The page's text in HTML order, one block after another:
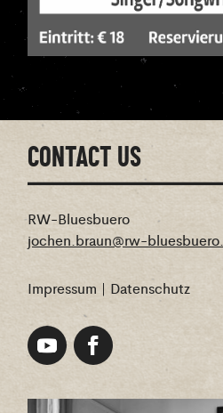
CONTACT US
RW-Bluesbuero
jochen.braun@rw-
Impressum | Datenschutz